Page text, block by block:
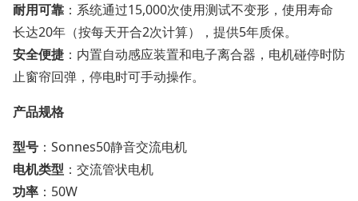
耐用可靠 ‌：系统通过15,000次使用测试不变形，使用寿命
长达20年（按每天开合2次计算），提供5年质保。
安全便捷 ‌：内置自动感应装置和电子离合器，电机碰停时防
止窗帘回弹，停电时可手动操作。
产品规格
型号 ‌：Sonnes50静音交流电机
电机类型 ‌：交流管状电机
功率 ‌：50W